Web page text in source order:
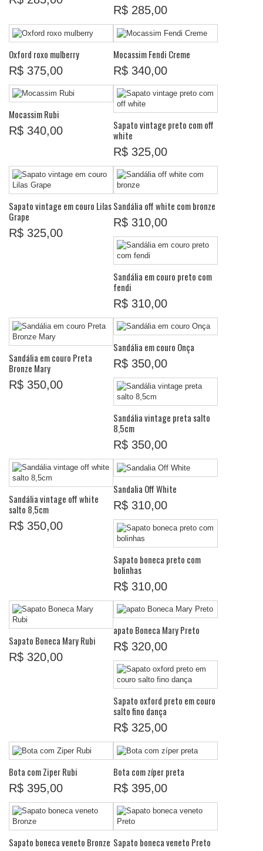
R$ 285,00
Oxford roxo mulberry
R$ 375,00
Mocassim Fendi Creme
R$ 340,00
Mocassim Rubi
R$ 340,00
Sapato vintage preto com off
white
R$ 325,00
Sapato vintage em couro Lilas
Grape
R$ 325,00
Sandália off white com bronze
R$ 310,00
Sandália em couro preto com
fendi
R$ 310,00
Sandália em couro Preta
Bronze Mary
R$ 350,00
Sandália em couro Onça
R$ 350,00
Sandália vintage preta salto
8,5cm
R$ 350,00
Sandália vintage off white
salto 8,5cm
R$ 350,00
Sandalia Off White
R$ 310,00
Sapato boneca preto com
bolinhas
R$ 310,00
Sapato Boneca Mary Rubi
R$ 320,00
apato Boneca Mary Preto
R$ 320,00
Sapato oxford preto em couro
salto fino dança
R$ 325,00
Bota com Ziper Rubi
R$ 395,00
Bota com zíper preta
R$ 395,00
Sapato boneca veneto Bronze Sapato boneca veneto Preto